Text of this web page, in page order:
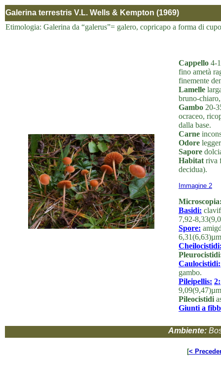
Galerina terrestris V.L. Wells & Kempton (1969)
Etimologia: Galerina da “galerus”= galero, copricapo a forma di
Cappello 4-
fino ametà
finemente
Lamelle
bruno-
Gambo 20-
ocraceo,
dalla base.
Carne
Odore
Sapore
Habitat riva
decidua).
Immagine 2
Basidi:
7,92-
Spore:
Caulocistidi:
gambo.
Pileipellis: 2:
Pileocistidi
Giunti a
Ambiente:
[<